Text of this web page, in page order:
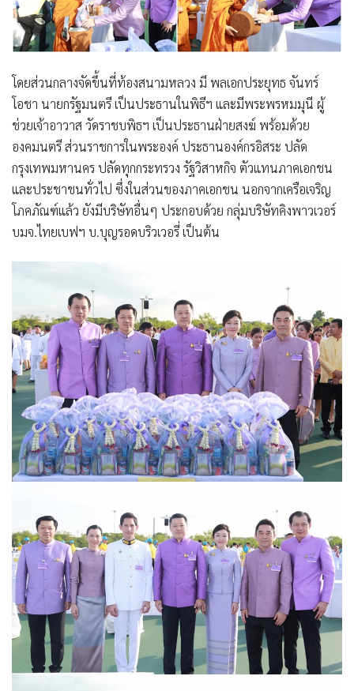
โดยส่วนกลางจัดขึ้นที่ท้องสนามหลวง มี พลเอกประยุทธ จันทร์
โอชา นายกรัฐมนตรีเป็นประธานในพิธีฯ และมีพระพรหมมุนี ผู้
ช่วยเจ้าอาวาส วัดราชบพิธฯ เป็นประธานฝ่ายสงฆ์ พร้อมด้วย
องคมนตรี ส่วนราชการในพระองค์ ประธานองค์กรอิสระ ปลัด
กรุงเทพมหานคร ปลัดทุกกระทรวง รัฐวิสาหกิจ ตัวแทนภาคเอกชน
และประชาชนทั่วไป ซึ่งในส่วนของภาคเอกชน นอกจากเครือเจริญ
โภคภัณฑ์แล้ว ยังมีบริษัทอื่นๆ ประกอบด้วย กลุ่มบริษัทคิงพาวเวอร์
บมจ.ไทยเบฟฯ บ.บุญรอดบริวเวอรี่ เป็นต้น